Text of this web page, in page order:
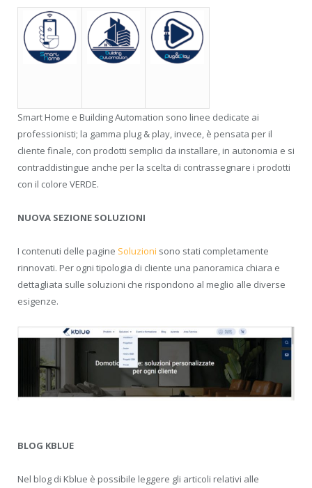
Smart Home e Building Automation sono linee dedicate ai
professionisti; la gamma plug & play, invece, è pensata per il
cliente finale, con prodotti semplici da installare, in autonomia e si
contraddistingue anche per la scelta di contrassegnare i prodotti
con il colore VERDE.
NUOVA SEZIONE SOLUZIONI
I contenuti delle pagine Soluzioni sono stati completamente
rinnovati. Per ogni tipologia di cliente una panoramica chiara e
dettagliata sulle soluzioni che rispondono al meglio alle diverse
esigenze.
BLOG KBLUE
Nel blog di Kblue è possibile leggere gli articoli relativi alle